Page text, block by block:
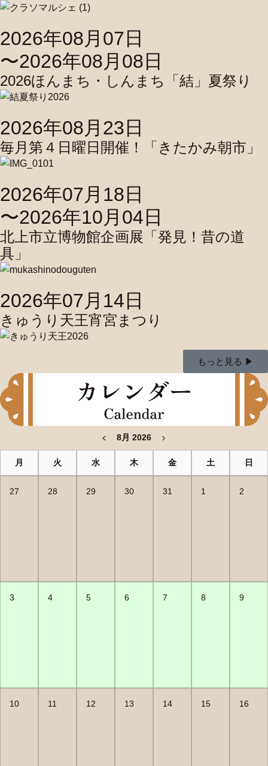
2026年08月07日
〜2026年08月08日
2026ほんまち・しんまち「結」夏祭り
2026年08月23日
毎月第４日曜日開催！「きたかみ朝市」
2026年07月18日
〜2026年10月04日
北上市立博物館企画展「発見！昔の道
具」
2026年07月14日
きゅうり天王宵宮まつり
もっと見る ▶︎
8月 2026
月 火 水 木 金 土 日
27 28 29 30 31 1 2
3 4 5 6 7 8 9
10 11 12 13 14 15 16